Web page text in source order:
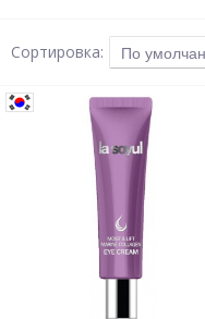
Сортировка: По